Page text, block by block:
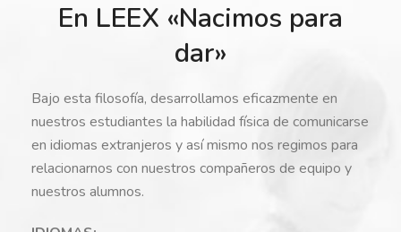
En LEEX «Nacimos para
dar»
Bajo esta filosofía, desarrollamos eficazmente en
nuestros estudiantes la habilidad física de comunicarse
en idiomas extranjeros y así mismo nos regimos para
relacionarnos con nuestros compañeros de equipo y
nuestros alumnos.